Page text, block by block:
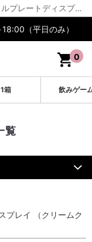
レビュー詳細 | クリームクリームLEDアクリルプレートディスプレイ | cream cream公式【通販】
（平日のみ）
0
1箱 飲みゲー
覧
プレイ （クリームク